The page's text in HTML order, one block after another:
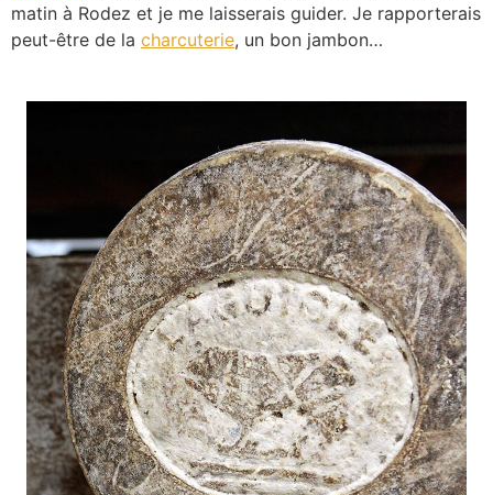
matin à Rodez et je me laisserais guider. Je rapporterais
peut-être de la charcuterie, un bon jambon…